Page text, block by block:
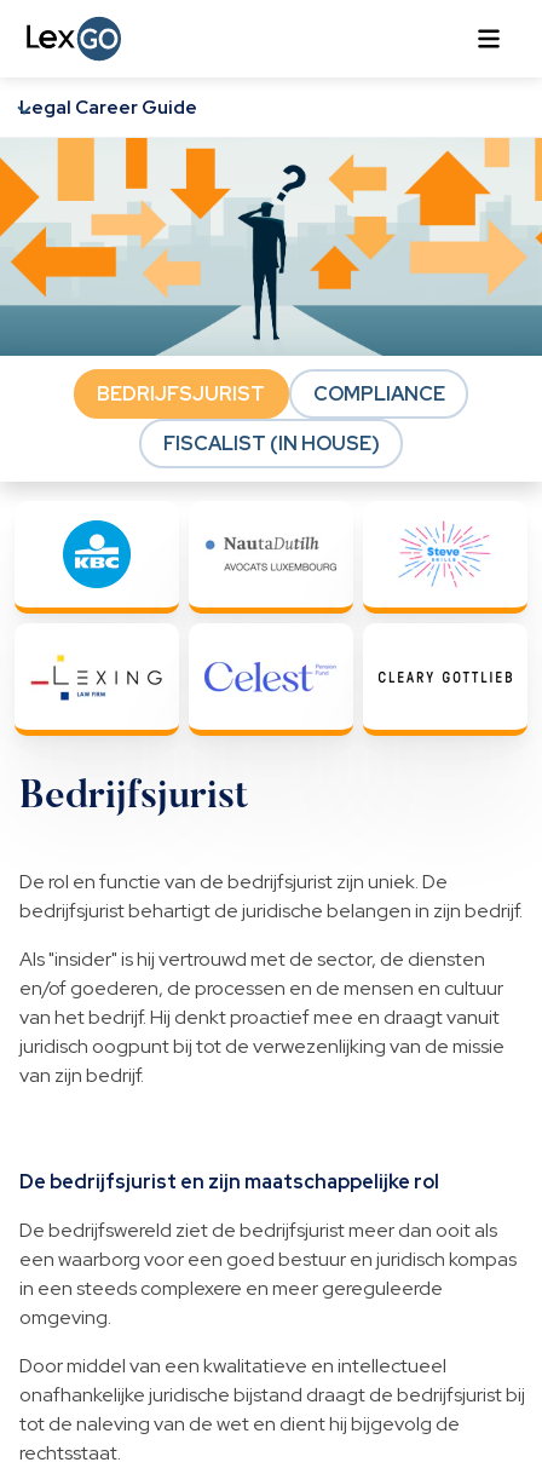
Legal Career Guide
BEDRIJFSJURIST
COMPLIANCE
FISCALIST (IN HOUSE)
Bedrijfsjurist
De rol en functie van de bedrijfsjurist zijn uniek. De
bedrijfsjurist behartigt de juridische belangen in zijn bedrijf.
Als "insider" is hij vertrouwd met de sector, de diensten
en/of goederen, de processen en de mensen en cultuur
van het bedrijf. Hij denkt proactief mee en draagt vanuit
juridisch oogpunt bij tot de verwezenlijking van de missie
van zijn bedrijf.
De bedrijfsjurist en zijn maatschappelijke rol
De bedrijfswereld ziet de bedrijfsjurist meer dan ooit als
een waarborg voor een goed bestuur en juridisch kompas
in een steeds complexere en meer gereguleerde
omgeving.
Door middel van een kwalitatieve en intellectueel
onafhankelijke juridische bijstand draagt de bedrijfsjurist bij
tot de naleving van de wet en dient hij bijgevolg de
rechtsstaat.